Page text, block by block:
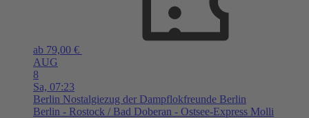
ab 79,00 €
AUG
8
Sa, 07:23
Berlin Nostalgiezug der Dampflokfreunde Berlin
Berlin - Rostock / Bad Doberan - Ostsee-Express Molli